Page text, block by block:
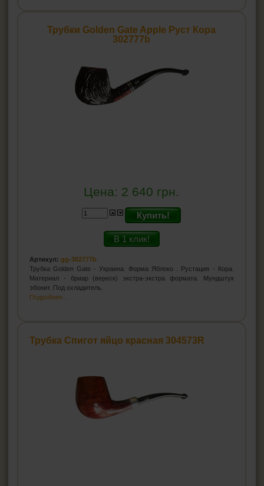
Трубки Golden Gate Apple Руст Кора
302777b
Цена: 2 640 грн.
Купить!
В 1 клик!
Артикул: gg-302777b
Трубка Golden Gate - Украина. Форма Яблоко . Рустация - Кора.
Материал - бриар (вереск) экстра-экстра формата. Мундштук
эбонит. Под охладитель.
Подробнее...
Трубка Спигот яйцо красная 304573R